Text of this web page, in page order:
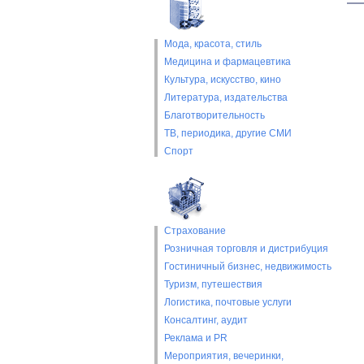
Мода, красота, стиль
Медицина и фармацевтика
Культура, искусство, кино
Литература, издательства
Благотворительность
ТВ, периодика, другие СМИ
Спорт
Страхование
Розничная торговля и дистрибуция
Гостиничный бизнес, недвижимость
Туризм, путешествия
Логистика, почтовые услуги
Консалтинг, аудит
Реклама и PR
Мероприятия, вечеринки,